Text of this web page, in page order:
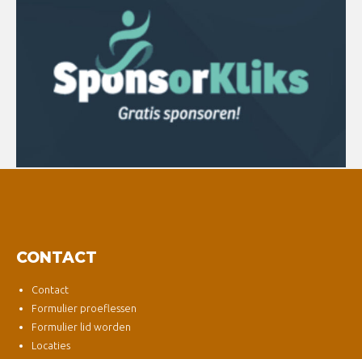
CONTACT
Contact
Formulier proeflessen
Formulier lid worden
Locaties